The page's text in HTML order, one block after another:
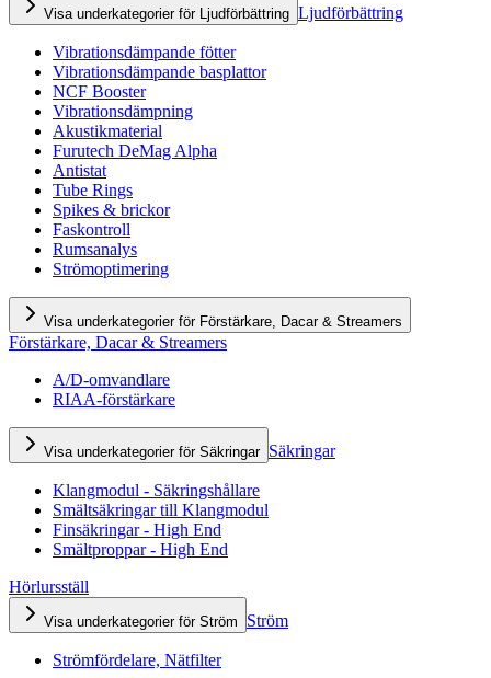
Visa underkategorier för Ljudförbättring Ljudförbättring
Vibrationsdämpande fötter
Vibrationsdämpande basplattor
NCF Booster
Vibrationsdämpning
Akustikmaterial
Furutech DeMag Alpha
Antistat
Tube Rings
Spikes & brickor
Faskontroll
Rumsanalys
Strömoptimering
Visa underkategorier för Förstärkare, Dacar & Streamers
Förstärkare, Dacar & Streamers
A/D-omvandlare
RIAA-förstärkare
Visa underkategorier för Säkringar Säkringar
Klangmodul - Säkringshållare
Smältsäkringar till Klangmodul
Finsäkringar - High End
Smältproppar - High End
Hörlursställ
Visa underkategorier för Ström Ström
Strömfördelare, Nätfilter